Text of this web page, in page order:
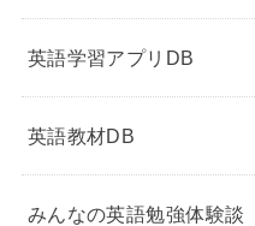
英語学習アプリDB
英語教材DB
みんなの英語勉強体験談